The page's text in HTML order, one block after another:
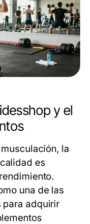
y el
la
es
una de las
para adquirir